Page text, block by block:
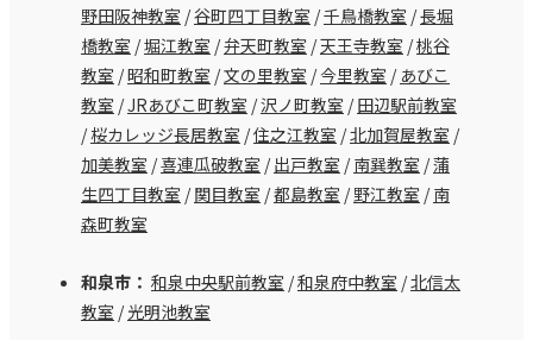
野田阪神教室 /谷町四丁目教室 /千鳥橋教室 /長堀
橋教室 /堀江教室 /弁天町教室 /天王寺教室 /桃谷
教室 /昭和町教室 /文の里教室 /今里教室 / あびこ
教室 /JRあびこ町教室 /沢ノ町教室 /田辺駅前教室
/桜カレッジ長居教室 /住之江教室 /北加賀屋教室 /
加美教室 /喜連瓜破教室 /出戸教室 /南巽教室 /蒲
生四丁目教室 /関目教室 /都島教室 /野江教室 /南
森町教室
和泉市： 和泉中央駅前教室 /和泉府中教室 /北信太
教室 /光明池教室